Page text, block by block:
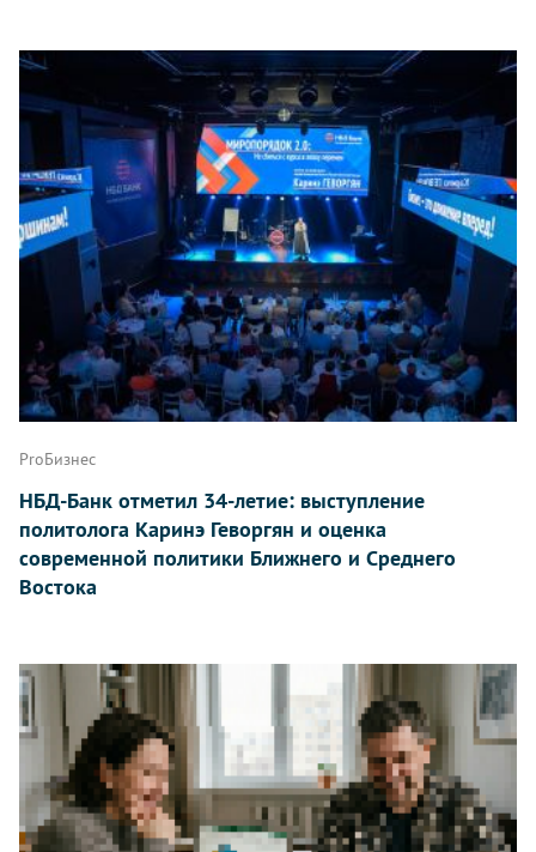
ProБизнес
НБД-Банк отметил 34-летие: выступление
политолога Каринэ Геворгян и оценка
современной политики Ближнего и Среднего
Востока